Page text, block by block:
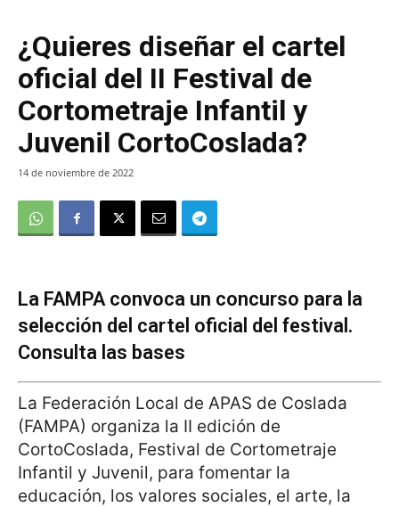
¿Quieres diseñar el cartel
oficial del II Festival de
Cortometraje Infantil y
Juvenil CortoCoslada?
14 de noviembre de 2022
La FAMPA convoca un concurso para la
selección del cartel oficial del festival.
Consulta las bases
La Federación Local de APAS de Coslada
(FAMPA) organiza la II edición de
CortoCoslada, Festival de Cortometraje
Infantil y Juvenil, para fomentar la
educación, los valores sociales, el arte, la